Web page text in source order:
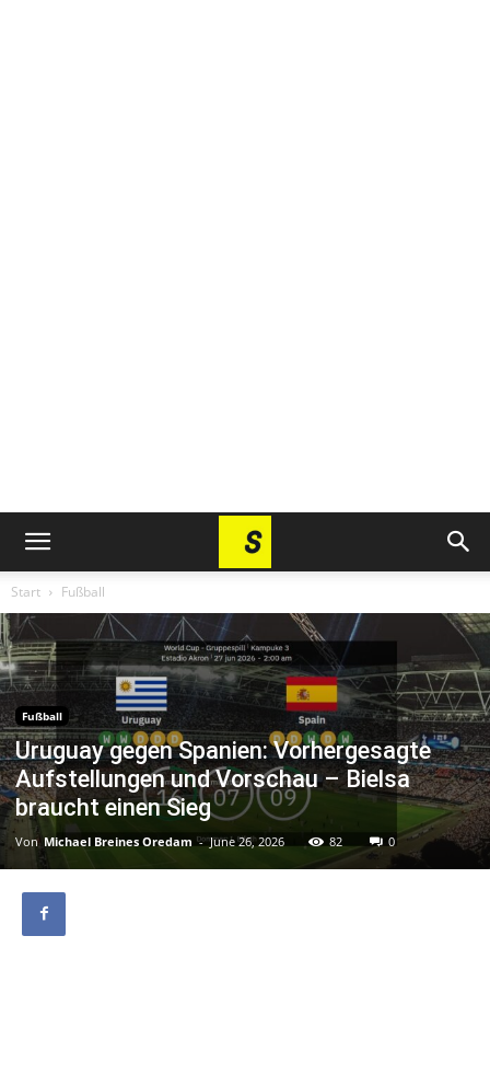
Start Fußball
Fußball
Uruguay gegen Spanien: Vorhergesagte
Aufstellungen und Vorschau – Bielsa
braucht einen Sieg
Von Michael Breines Oredam - June 26, 2026 82 0